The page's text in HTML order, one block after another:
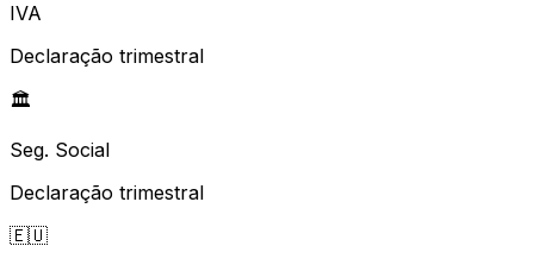
IVA
Declaração trimestral
🏛️
Seg. Social
Declaração trimestral
🇪🇺